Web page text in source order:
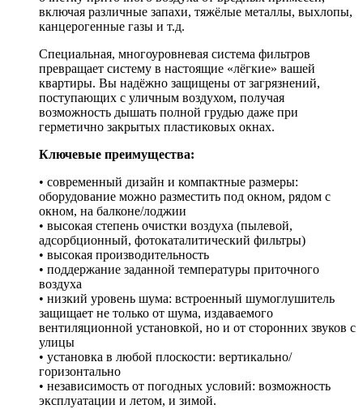
включая различные запахи, тяжёлые металлы, выхлопы,
канцерогенные газы и т.д.
Специальная, многоуровневая система фильтров
превращает систему в настоящие «лёгкие» вашей
квартиры. Вы надёжно защищены от загрязнений,
поступающих с уличным воздухом, получая
возможность дышать полной грудью даже при
герметично закрытых пластиковых окнах.
Ключевые преимущества:
• современный дизайн и компактные размеры:
оборудование можно разместить под окном, рядом с
окном, на балконе/лоджии
• высокая степень очистки воздуха (пылевой,
адсорбционный, фотокаталитический фильтры)
• высокая производительность
• поддержание заданной температуры приточного
воздуха
• низкий уровень шума: встроенный шумоглушитель
защищает не только от шума, издаваемого
вентиляционной установкой, но и от сторонних звуков с
улицы
• установка в любой плоскости: вертикально/
горизонтально
• независимость от погодных условий: возможность
эксплуатации и летом, и зимой.